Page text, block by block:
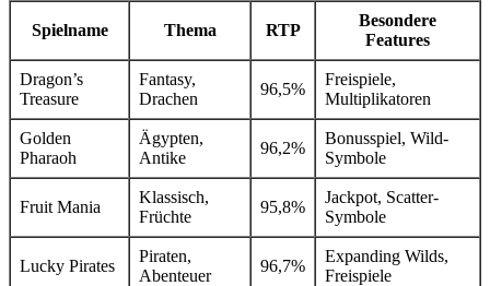
Spielname Thema RTP
Besondere
Features
Dragon’s
Treasure
Fantasy,
Drachen
96,5%
Freispiele,
Multiplikatoren
Golden
Pharaoh
Ägypten,
Antike
96,2%
Bonusspiel, Wild-
Symbole
Fruit Mania
Klassisch,
Früchte
95,8%
Jackpot, Scatter-
Symbole
Lucky Pirates
Piraten,
Abenteuer
96,7%
Expanding Wilds,
Freispiele